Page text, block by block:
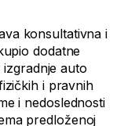
konsultativna i
dodatne
auto
i pravnih
i nedoslednosti
predloženoj